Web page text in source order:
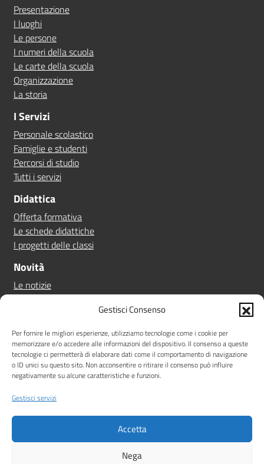
Gestisci Consenso
Per fornire le migliori esperienze, utilizziamo tecnologie come i cookie per
memorizzare e/o accedere alle informazioni del dispositivo. Il consenso a queste
tecnologie ci permetterà di elaborare dati come il comportamento di navigazione
o ID unici su questo sito. Non acconsentire o ritirare il consenso può influire
negativamente su alcune caratteristiche e funzioni.
Gestisci servizi
Accetta
Nega
Presentazione
I luoghi
Le persone
I numeri della scuola
Le carte della scuola
Organizzazione
La storia
I Servizi
Personale scolastico
Famiglie e studenti
Percorsi di studio
Tutti i servizi
Didattica
Offerta formativa
Le schede didattiche
I progetti delle classi
Novità
Le notizie
Le circolari
Albo online
Pn 21/27
Ptof
Iscrizioni
Sicurezza
Amministrazione TrasparenteAlbo onlinePrivacy Policy
Dichiarazione di accessibilità